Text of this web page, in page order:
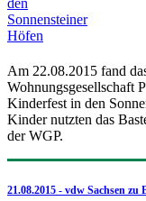
Am 22.08.2015 fand
Wohnungsgesellschaft
Kinderfest in den
Kinder nutzten das
der WGP.
21.08.2015 - vdw Sachsen zu